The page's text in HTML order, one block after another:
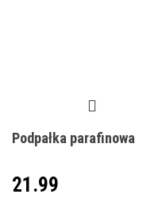
Podpałka parafinowa
21.99